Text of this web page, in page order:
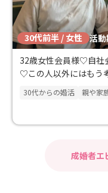
せん🙇
30代前半 / 女性 活
32歳女性会員様♡自社
♡この人以外にはもう
30代からの婚活 親や家
成婚者エ